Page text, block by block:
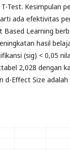
Test. Kesimpulan
ada efektivitas
Based Learning
hasil
(sig) < 0,05
2,028 dengan
d-Effect Size adalah